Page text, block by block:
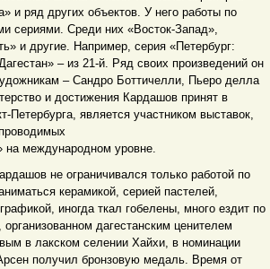
и ряд других объектов. У него работы по
сериями. Среди них «Восток-Запад»,
и другие. Например, серия «Петербург:
– из 21-й. Ряд своих произведений он
– Сандро Боттичелли, Пьеро делла
и достижения Кардашов принят в
Петербурга, является участником выставок,
на международном уровне.
не ограничивался только работой по
керамикой, серией пастелей,
иногда ткал гобелены, много ездит по
дагестанским ценителем
в лакском селении Хайхи, в номинации
получил бронзовую медаль. Время от